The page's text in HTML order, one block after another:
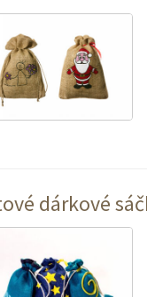
dárkové